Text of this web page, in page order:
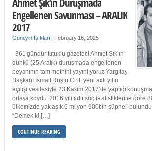
Engellenen Savunması – ARALIK
2017
Güneyin Işıkları | February 16, 2025
361 gündür tutuklu gazeteci Ahmet Şık’ın
dünkü (25 Aralık) duruşmada engellenen
beyanının tam metnini yayınlıyoruz Yargıtay
Başkanı İsmail Rüştü Cirit, yeni adli yılın
açılışı vesilesiyle 23 Kasım 2017’de yaptığı
ortaya koydu. 2016 yılı adli suç istatistiklerine göre
ülkemizde yaklaşık 6 milyon 900bin şüpheli
“Demek ki […]
CONTINUE READING